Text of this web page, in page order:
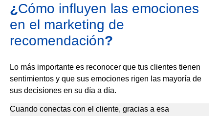
¿Cómo influyen las emociones
en el marketing de
recomendación?
Lo más importante es reconocer que tus clientes tienen
sentimientos y que sus emociones rigen las mayoría de
sus decisiones en su día a día.
Cuando conectas con el cliente, gracias a esa